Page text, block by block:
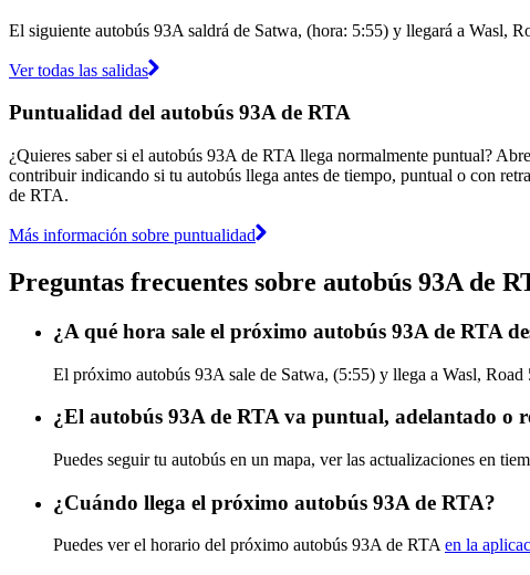
El siguiente autobús 93A saldrá de Satwa, (hora: 5:55) y llegará a Wasl,
Ver todas las salidas
Puntualidad del autobús 93A de RTA
¿Quieres saber si el autobús 93A de RTA llega normalmente puntual?
contribuir indicando si tu autobús llega antes de tiempo, puntual o con
de RTA.
Más información sobre puntualidad
Preguntas frecuentes sobre autobús 93A de
¿A qué hora sale el próximo autobús 93A de RTA
El próximo autobús 93A sale de Satwa, (5:55) y llega a Wasl,
¿El autobús 93A de RTA va puntual, adelantado o
Puedes seguir tu autobús en un mapa, ver las actualizaciones en
¿Cuándo llega el próximo autobús 93A de RTA?
Puedes ver el horario del próximo autobús 93A de RTA en la